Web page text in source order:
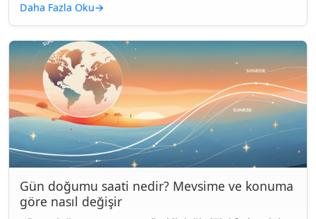
Daha Fazla Oku→
Gün doğumu saati nedir? Mevsime ve konuma
göre nasıl değişir